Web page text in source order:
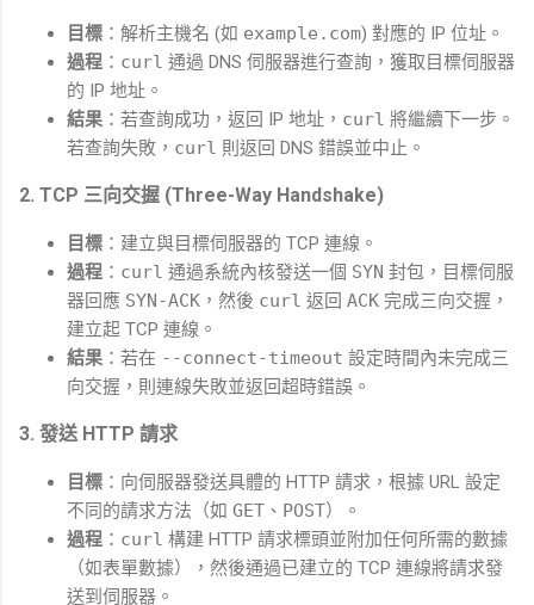
目標 ：解析主機名 (如 example.com) 對應的 IP 位址。
過程 ： curl 通過 DNS 伺服器進行查詢，獲取目標伺服器
的 IP 地址。
結果 ：若查詢成功，返回 IP 地址， curl 將繼續下一步。
若查詢失敗， curl 則返回 DNS 錯誤並中止。
2. TCP 三向交握 (Three-Way Handshake)
目標 ：建立與目標伺服器的 TCP 連線。
過程 ： curl 通過系統內核發送一個 SYN 封包，目標伺服
器回應 SYN-ACK ，然後 curl 返回 ACK 完成三向交握，
建立起 TCP 連線。
結果 ：若在 --connect-timeout 設定時間內未完成三
向交握，則連線失敗並返回超時錯誤。
3. 發送 HTTP 請求
目標 ：向伺服器發送具體的 HTTP 請求，根據 URL 設定
不同的請求方法（如 GET 、 POST）。
過程 ： curl 構建 HTTP 請求標頭並附加任何所需的數據
（如表單數據），然後通過已建立的 TCP 連線將請求發
送到伺服器。